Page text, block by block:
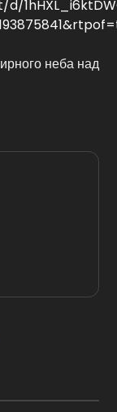
неба над